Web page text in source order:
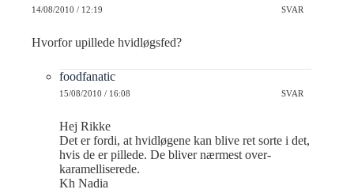
14/08/2010 / 12:19 SVAR
Hvorfor upillede hvidløgsfed?
foodfanatic
15/08/2010 / 16:08 SVAR
Hej Rikke
Det er fordi, at hvidløgene kan blive ret sorte i det,
hvis de er pillede. De bliver nærmest over-
karamelliserede.
Kh Nadia